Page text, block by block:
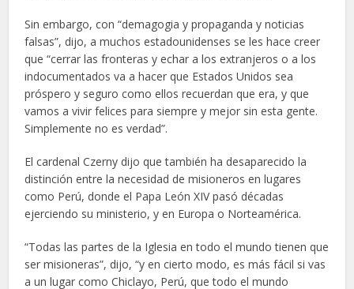
Sin embargo, con “demagogia y propaganda y noticias
falsas”, dijo, a muchos estadounidenses se les hace creer
que “cerrar las fronteras y echar a los extranjeros o a los
indocumentados va a hacer que Estados Unidos sea
próspero y seguro como ellos recuerdan que era, y que
vamos a vivir felices para siempre y mejor sin esta gente.
Simplemente no es verdad”.
El cardenal Czerny dijo que también ha desaparecido la
distinción entre la necesidad de misioneros en lugares
como Perú, donde el Papa León XIV pasó décadas
ejerciendo su ministerio, y en Europa o Norteamérica.
“Todas las partes de la Iglesia en todo el mundo tienen que
ser misioneras”, dijo, “y en cierto modo, es más fácil si vas
a un lugar como Chiclayo, Perú, que todo el mundo